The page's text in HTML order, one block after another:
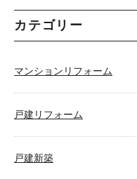
カテゴリー
マンションリフォーム
戸建リフォーム
戸建新築